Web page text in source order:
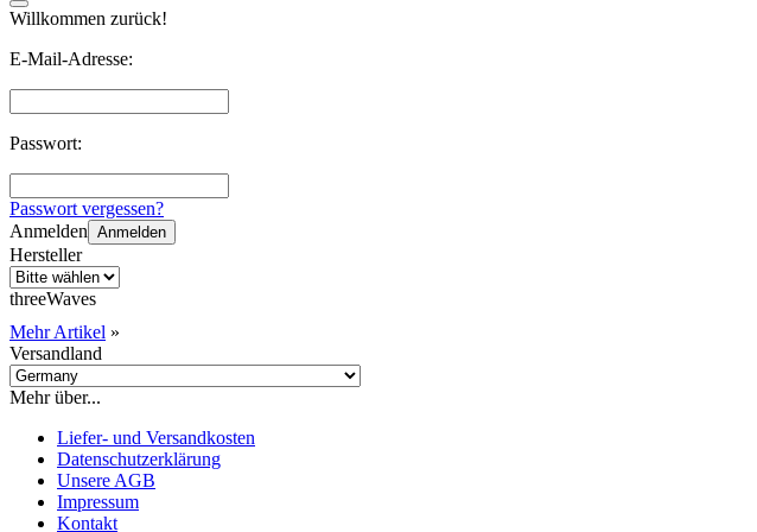
Willkommen zurück!
E-Mail-Adresse:
Passwort:
Passwort vergessen?
Anmelden Anmelden
Hersteller
threeWaves
Mehr Artikel »
Versandland
Mehr über...
Liefer- und Versandkosten
Datenschutzerklärung
Unsere AGB
Impressum
Kontakt